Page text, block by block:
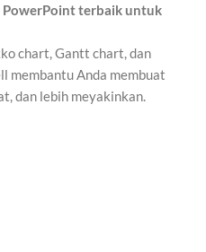
terbaik untuk
chart, Gantt chart, dan
membantu Anda membuat
dan lebih meyakinkan.